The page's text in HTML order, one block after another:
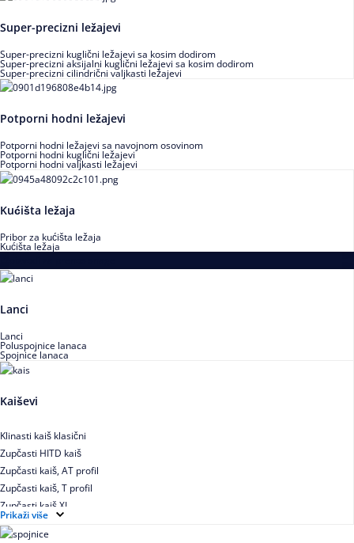
Super-precizni ležajevi
Super-precizni kuglični ležajevi sa kosim dodirom
Super-precizni aksijalni kuglični ležajevi sa kosim dodirom
Super-precizni cilindrični valjkasti ležajevi
Potporni hodni ležajevi
Potporni hodni ležajevi sa navojnom osovinom
Potporni hodni kuglični ležajevi
Potporni hodni valjkasti ležajevi
Kućišta ležaja
Pribor za kućišta ležaja
Kućišta ležaja
Lanci
Lanci
Poluspojnice lanaca
Spojnice lanaca
Kaiševi
Klinasti kaiš klasični
Zupčasti HITD kaiš
Zupčasti kaiš, AT profil
Zupčasti kaiš, T profil
Zupčasti kaiš XL
Zupčasti STD kaiš
Uskoprofilno klinasto remenje
Prikaži više